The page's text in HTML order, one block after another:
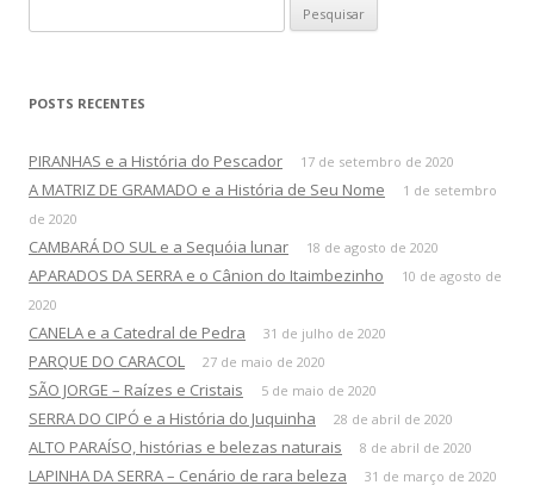
e
POSTS RECENTES
PIRANHAS e a História do Pescador 17 de setembro de 2020
A MATRIZ DE GRAMADO e a História de Seu Nome
1 de setembro
de 2020
CAMBARÁ DO SUL e a Sequóia lunar 18 de agosto de 2020
APARADOS DA SERRA e o Cânion do Itaimbezinho
10 de agosto de
2020
CANELA e a Catedral de Pedra 31 de julho de 2020
PARQUE DO CARACOL 27 de maio de 2020
SÃO JORGE – Raízes e Cristais 5 de maio de 2020
SERRA DO CIPÓ e a História do Juquinha 28 de abril de 2020
ALTO PARAÍSO, histórias e belezas naturais 8 de abril de 2020
LAPINHA DA SERRA – Cenário de rara beleza 31 de março de 2020